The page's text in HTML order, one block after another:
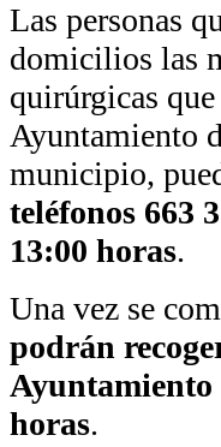
Las personas
domicilios las
quirúrgicas
Ayuntamiento
municipio,
teléfonos 663
13:00 horas.
Una vez se
podrán
Ayuntamiento
horas.